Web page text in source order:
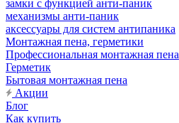
замки с функцией анти-паник
механизмы анти-паник
аксессуары для систем антипаника
Монтажная пена, герметики
Профессиональная монтажная пена
Герметик
Бытовая монтажная пена
Акции
Блог
Как купить